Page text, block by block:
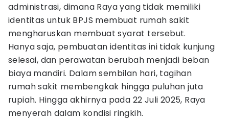
administrasi, dimana Raya yang tidak memiliki
identitas untuk BPJS membuat rumah sakit
mengharuskan membuat syarat tersebut.
Hanya saja, pembuatan identitas ini tidak kunjung
selesai, dan perawatan berubah menjadi beban
biaya mandiri. Dalam sembilan hari, tagihan
rumah sakit membengkak hingga puluhan juta
rupiah. Hingga akhirnya pada 22 Juli 2025, Raya
menyerah dalam kondisi ringkih.